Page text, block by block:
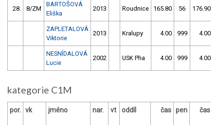
28. 8/ZM
BARTOŠOVÁ
Eliška
2013 Roudnice 165.80 56 176.90
ZAPLETALOVÁ
Viktorie
2013 Kralupy 4.00 999 4.00
NESNÍDALOVÁ
Lucie
2002 USK Pha 4.00 999 4.00
kategorie C1M
por. vk jméno nar. vt oddíl čas pen čas